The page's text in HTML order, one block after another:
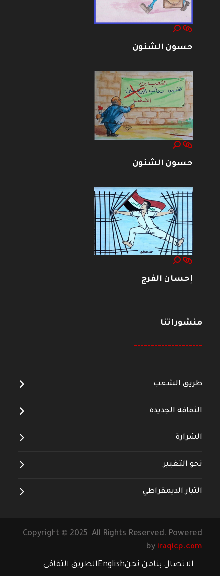
حسون الشنون
حسون الشنون
إحسان الفرج
منشوراتنا
--------------------
طريق الشعب
الثقافة الجديدة
الشرارة
نحو التغيير
التيار الديمقراطي
Copyright © 2025 All Rights Reserved. Powered
by iraqicp.com
الاتصال بنامن نحنEnglishالطريق الثقافي